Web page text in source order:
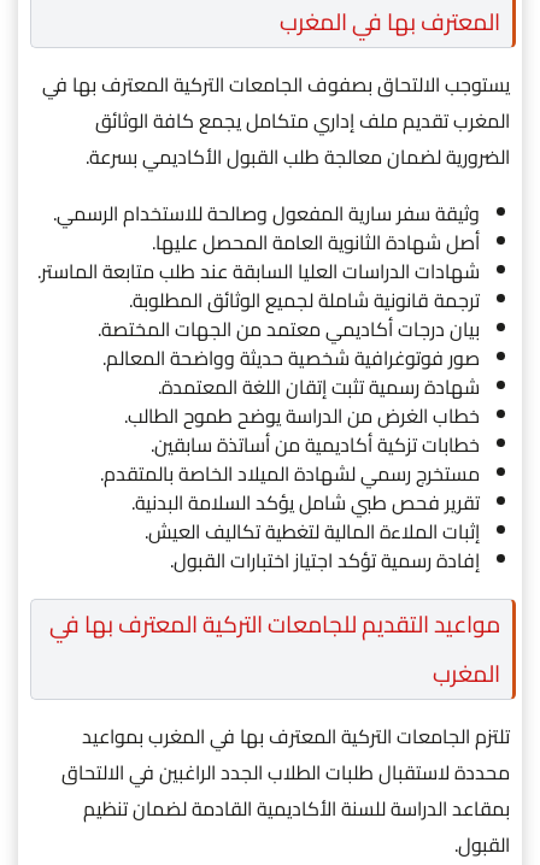
المعترف بها في المغرب
يستوجب الالتحاق بصفوف الجامعات التركية المعترف بها في
المغرب تقديم ملف إداري متكامل يجمع كافة الوثائق
الضرورية لضمان معالجة طلب القبول الأكاديمي بسرعة.
وثيقة سفر سارية المفعول وصالحة للاستخدام الرسمي.
أصل شهادة الثانوية العامة المحصل عليها.
شهادات الدراسات العليا السابقة عند طلب متابعة الماستر.
ترجمة قانونية شاملة لجميع الوثائق المطلوبة.
بيان درجات أكاديمي معتمد من الجهات المختصة.
صور فوتوغرافية شخصية حديثة وواضحة المعالم.
شهادة رسمية تثبت إتقان اللغة المعتمدة.
خطاب الغرض من الدراسة يوضح طموح الطالب.
خطابات تزكية أكاديمية من أساتذة سابقين.
مستخرج رسمي لشهادة الميلاد الخاصة بالمتقدم.
تقرير فحص طبي شامل يؤكد السلامة البدنية.
إثبات الملاءة المالية لتغطية تكاليف العيش.
إفادة رسمية تؤكد اجتياز اختبارات القبول.
مواعيد التقديم للجامعات التركية المعترف بها في
المغرب
تلتزم الجامعات التركية المعترف بها في المغرب بمواعيد
محددة لاستقبال طلبات الطلاب الجدد الراغبين في الالتحاق
بمقاعد الدراسة للسنة الأكاديمية القادمة لضمان تنظيم
القبول.